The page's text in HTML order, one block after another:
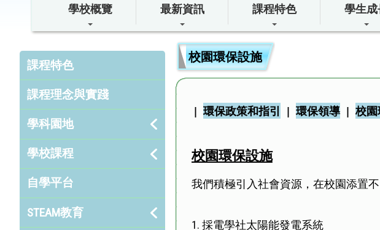
學校概覽 最新資訊 課程特色 學生成
課程特色
課程理念與實踐
學科園地
學校課程
自學平台
STEAM教育
校園環保設施
| 環保政策和指引 | 環保領導|校
校園環保設施
我們積極引入社會資源，在校園添置不
1. 採電學社太陽能發電系統